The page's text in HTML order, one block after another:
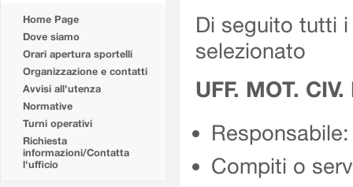
Home Page
Dove siamo
Orari apertura sportelli
Organizzazione e contatti
Avvisi all'utenza
Normative
Turni operativi
Richiesta
informazioni/Contatta
l'ufficio
Di seguito tutti
selezionato
UFF. MOT.
Compiti o